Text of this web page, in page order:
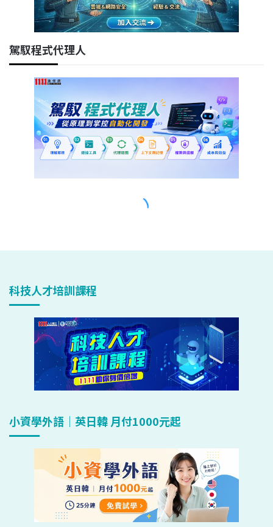
科技人才培訓課程
小資學外語｜英日韓 月付1000元起